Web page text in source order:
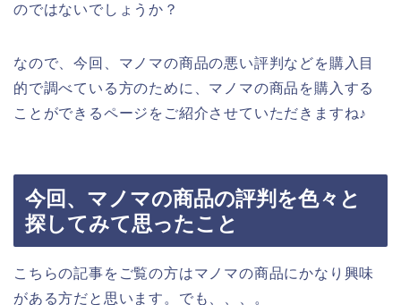
のではないでしょうか？
なので、今回、マノマの商品の悪い評判などを購入目
的で調べている方のために、マノマの商品を購入する
ことができるページをご紹介させていただきますね♪
今回、マノマの商品の評判を色々と
探してみて思ったこと
こちらの記事をご覧の方はマノマの商品にかなり興味
がある方だと思います。でも、、、。